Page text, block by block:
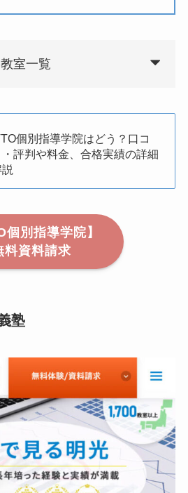
室一覧
個別指導学院はどう？口コ
・評判や料金、合格実績の詳細
個別指導学院】
料資料請求
塾